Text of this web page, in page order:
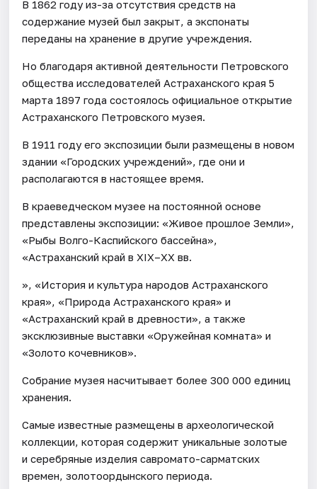
В 1862 году из-за отсутствия средств на
содержание музей был закрыт, а экспонаты
переданы на хранение в другие учреждения.
Но благодаря активной деятельности Петровского
общества исследователей Астраханского края 5
марта 1897 года состоялось официальное открытие
Астраханского Петровского музея.
В 1911 году его экспозиции были размещены в новом
здании «Городских учреждений», где они и
располагаются в настоящее время.
В краеведческом музее на постоянной основе
представлены экспозиции: «Живое прошлое Земли»,
«Рыбы Волго-Каспийского бассейна»,
«Астраханский край в XIX–XX вв.
», «История и культура народов Астраханского
края», «Природа Астраханского края» и
«Астраханский край в древности», а также
эксклюзивные выставки «Оружейная комната» и
«Золото кочевников».
Собрание музея насчитывает более 300 000 единиц
хранения.
Самые известные размещены в археологической
коллекции, которая содержит уникальные золотые
и серебряные изделия савромато-сарматских
времен, золотоордынского периода.